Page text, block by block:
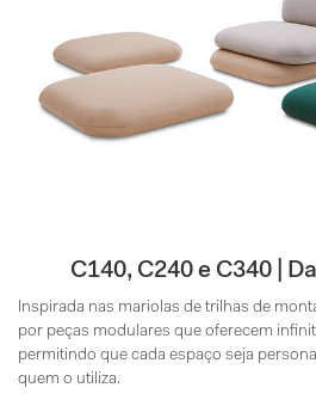
C140, C240 e C340 |
Inspirada nas mariolas de trilhas de
por peças modulares que oferecem
permitindo que cada espaço seja
quem o utiliza.